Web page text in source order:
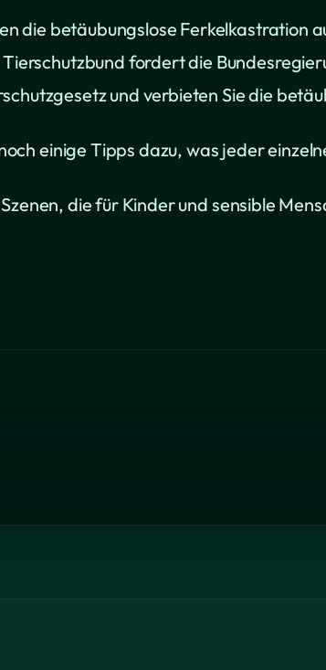
die betäubungslose Ferkelkastration
fordert die
und verbieten Sie die
einige Tipps dazu, was jeder
die für Kinder und sensible